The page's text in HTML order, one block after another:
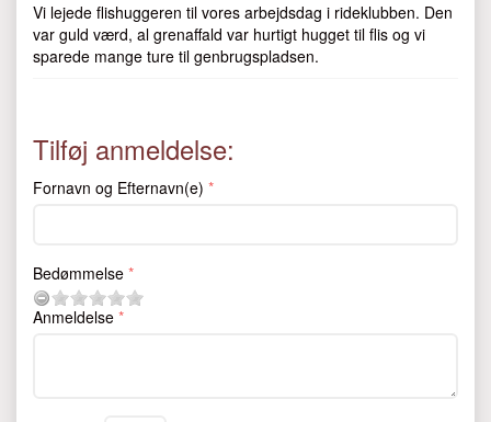
Vi lejede flishuggeren til vores arbejdsdag i rideklubben. Den
var guld værd, al grenaffald var hurtigt hugget til flis og vi
sparede mange ture til genbrugspladsen.
Tilføj anmeldelse:
Fornavn og Efternavn(e)
Bedømmelse
Anmeldelse